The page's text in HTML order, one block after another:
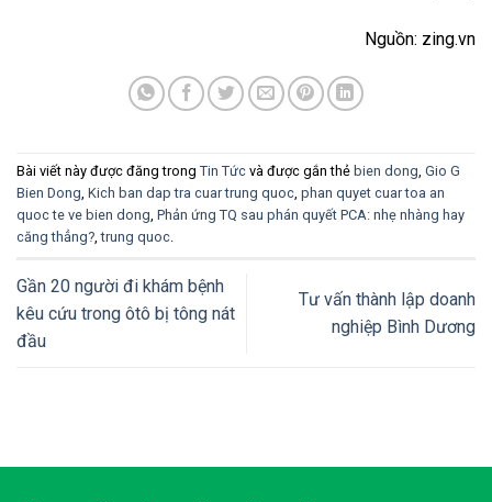
Nguồn: zing.vn
Bài viết này được đăng trong Tin Tức và được gắn thẻ bien dong, Gio G
Bien Dong, Kich ban dap tra cuar trung quoc, phan quyet cuar toa an
quoc te ve bien dong, Phản ứng TQ sau phán quyết PCA: nhẹ nhàng hay
căng thẳng?,trung quoc.
Gần 20 người đi khám bệnh
kêu cứu trong ôtô bị tông nát
đầu
Tư vấn thành lập doanh
nghiệp Bình Dương